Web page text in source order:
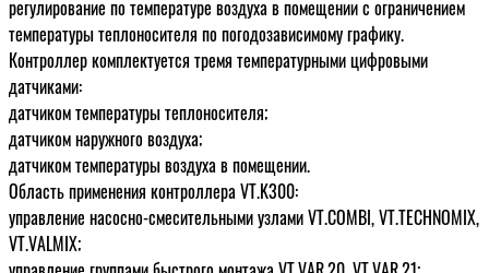
регулирование по температуре воздуха в помещении c ограничением
температуры теплоносителя по погодозависимому графику.
Контроллер комплектуется тремя температурными цифровыми
датчиками:
датчиком температуры теплоносителя;
датчиком наружного воздуха;
датчиком температуры воздуха в помещении.
Область применения контроллера VT.K300:
управление насосно-смесительными узлами VT.COMBI, VT.TECHNOMIX,
VT.VALMIX;